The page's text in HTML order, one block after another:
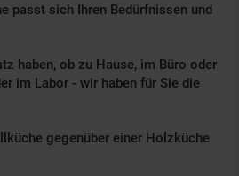
passt sich Ihren Bedürfnissen und
haben, ob zu Hause, im Büro oder
im Labor - wir haben für Sie die
gegenüber einer Holzküche